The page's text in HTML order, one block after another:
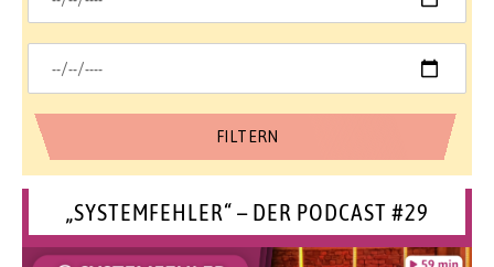
„SYSTEMFEHLER“ – DER PODCAST #29